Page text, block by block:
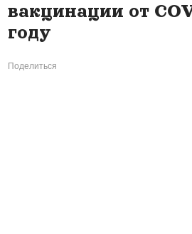
вакцинации от
году
Поделиться